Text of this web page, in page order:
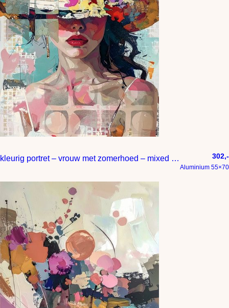
kleurig portret – vrouw met zomerhoed – mixed media 302,-
Aluminium 55×70